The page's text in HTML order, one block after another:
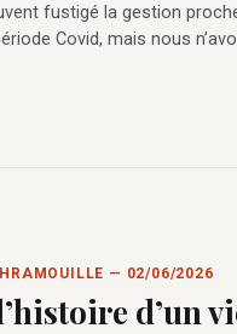
fustigé la gestion
Covid, mais nous
— 02/06/2026
d’un